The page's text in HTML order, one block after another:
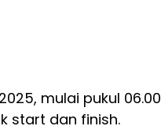
mulai pukul 06.00
start dan finish.